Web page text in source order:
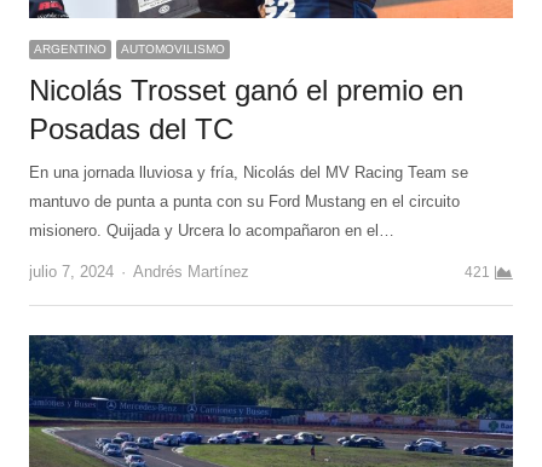
ARGENTINO AUTOMOVILISMO
Nicolás Trosset ganó el premio en
Posadas del TC
En una jornada lluviosa y fría, Nicolás del MV Racing Team se
mantuvo de punta a punta con su Ford Mustang en el circuito
misionero. Quijada y Urcera lo acompañaron en el…
julio 7, 2024 Author
Andrés Martínez 421